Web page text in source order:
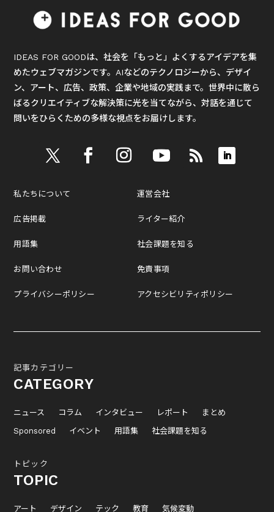
IDEAS FOR GOODは、社会を「もっと」よくするアイデアを集
めたウェブマガジンです。AIなどのテクノロジーから、デザイ
ン、アート、広告、政策、企業や地域の実践まで。世界中に散ら
ばるクリエイティブな解決策に光を当てながら、対話を通じて
問いをひらくための多様な視点をお届けします。
私たちについて
広告掲載
用語集
お問い合わせ
プライバシーポリシー
運営会社
ライター紹介
社会課題を知る
免責事項
アクセシビリティポリシー
記事カテゴリー
CATEGORY
ニュース コラム インタビュー レポート
まとめ
Sponsored
イベント 用語集 社会課題を知る
トピック
TOPIC
アート デザイン テック 教育 気候変動